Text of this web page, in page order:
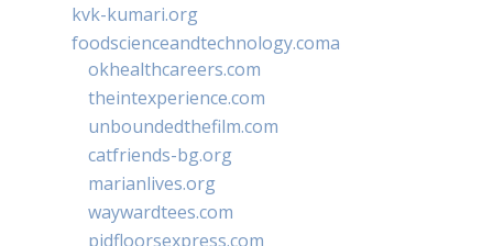
kvk-kumari.org
foodscienceandtechnology.coma
okhealthcareers.com
theintexperience.com
unboundedthefilm.com
catfriends-bg.org
marianlives.org
waywardtees.com
pidfloorsexpress.com